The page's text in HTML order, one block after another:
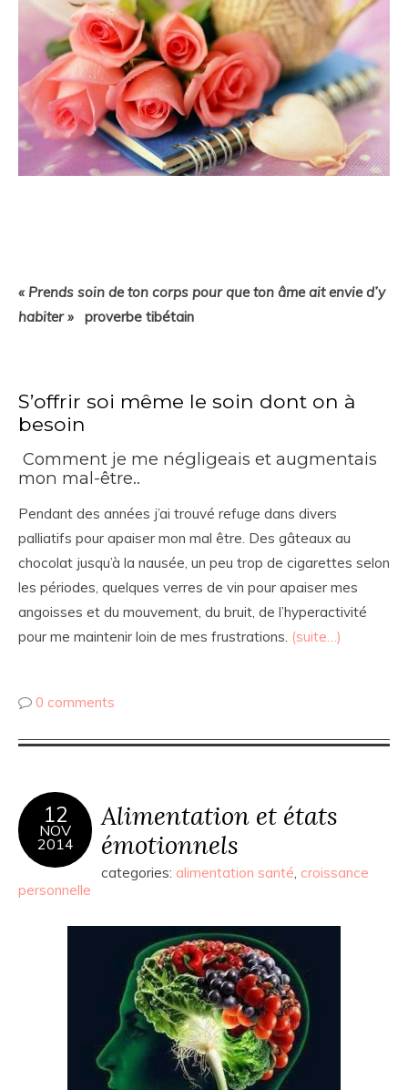
« Prends soin de ton corps pour que ton âme ait envie d’y
habiter »
proverbe tibétain
S’offrir soi même le soin dont on à
besoin
Comment je me négligeais et augmentais
mon mal-être..
Pendant des années j’ai trouvé refuge dans divers
palliatifs pour apaiser mon mal être. Des gâteaux au
chocolat jusqu’à la nausée, un peu trop de cigarettes selon
les périodes, quelques verres de vin pour apaiser mes
angoisses et du mouvement, du bruit, de l’hyperactivité
pour me maintenir loin de mes frustrations. (suite…)
0 comments
12
NOV
2014
Alimentation et états
émotionnels
categories: alimentation santé, croissance
personnelle